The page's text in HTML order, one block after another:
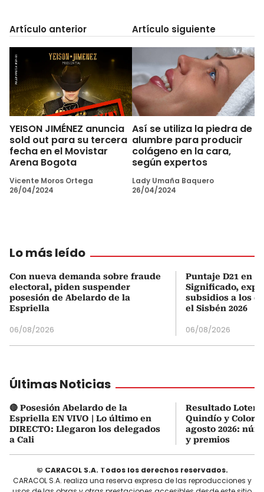
Artículo anterior
YEISON JIMÉNEZ anuncia
sold out para su tercera
fecha en el Movistar
Arena Bogota
Vicente Moros Ortega
26/04/2024
Artículo siguiente
Así se utiliza la piedra de
alumbre para producir
colágeno en la cara,
según expertos
Lady Umaña Baquero
26/04/2024
Lo más leído
Con nueva demanda sobre fraude
electoral, piden suspender
posesión de Abelardo de la
Espriella
06/08/2026
Puntaje D21 en
Significado,
subsidios a los
el Sisbén 2026
06/08/2026
Últimas Noticias
🔴 Posesión Abelardo de la
Espriella EN VIVO | Lo último en
DIRECTO: Llegaron los delegados
a Cali
Resultado
Quindío y
agosto 2026:
y premios
© CARACOL S.A. Todos los derechos reservados.
CARACOL S.A. realiza una reserva expresa de las reproducciones y